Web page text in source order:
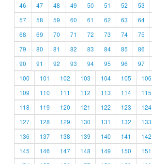
46
47 48 49 50 51 52 53
57
58 59 60 61 62 63 64
68
69 70 71 72 73 74 75
79
80 81 82 83 84 85 86
90
91 92 93 94 95 96 97
100
101 102 103 104 105 106
109
110 111 112 113 114 115
118
119 120 121 122 123 124
127
128 129 130 131 132 133
136
137 138 139 140 141 142
145
146 147 148 149 150 151